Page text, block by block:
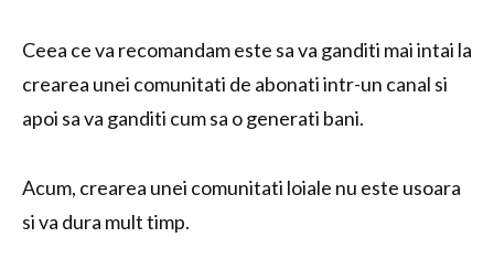
Ceea ce va recomandam este sa va ganditi mai intai la
crearea unei comunitati de abonati intr-un canal si
apoi sa va ganditi cum sa o generati bani.
Acum, crearea unei comunitati loiale nu este usoara
si va dura mult timp.